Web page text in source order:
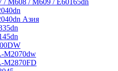
Азия
M2070dw
M2870FD